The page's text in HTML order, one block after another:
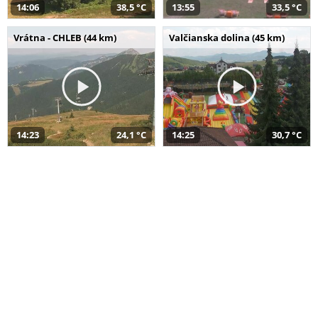
14:06 38,5 °C 13:55 33,5 °C
Vrátna - CHLEB (44 km)
14:23 24,1 °C
Valčianska dolina (45 km)
14:25 30,7 °C